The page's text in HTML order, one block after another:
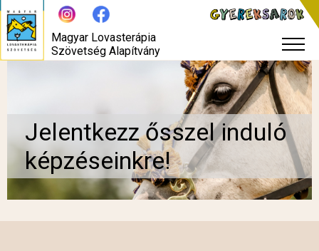
Magyar Lovasterápia
Szövetség Alapítvány
Jelentkezz ősszel induló
képzéseinkre!